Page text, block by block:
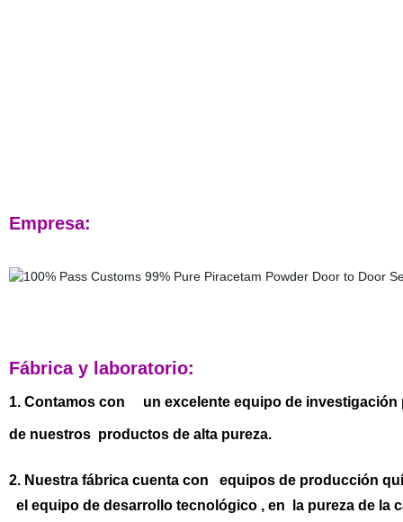
Empresa:
Fábrica y laboratorio:
1. Contamos con un excelente equipo de investigación
de nuestros productos de alta pureza.
2. Nuestra fábrica cuenta con equipos de producción
el equipo de desarrollo tecnológico , en la pureza de la